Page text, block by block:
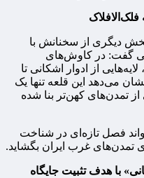
دیگری از سخنانش با
گفت: در کاوش‌های
از ادوار اشکانی تا
می‌دهد این قلعه تنها یک
تمدن‌های کهن‌تر بنا شده
فصل تازه‌ای در شناخت
تمدن‌های غرب ایران بگشاید.
با هدف تثبیت جایگاه